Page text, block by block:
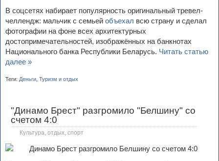
В соцсетях набирает популярность оригинальный тревел-
челлендж: мальчик с семьей объехал всю страну и сделал
фотографии на фоне всех архитектурных
достопримечательностей, изображённых на банкнотах
Национального банка Республики Беларусь. Читать статью
далее »
Теги: Деньги Туризм и отдых
"Динамо Брест" разгромило "Белшину" со
счетом 4:0
Культура, отдых, спорт